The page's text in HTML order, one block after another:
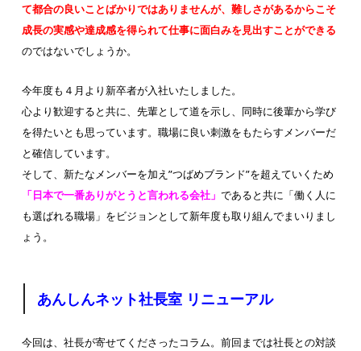
て都合の良いことばかりではありませんが、難しさがあるからこそ
成長の実感や達成感を得られて仕事に面白みを見出すことができる
のではないでしょうか。
今年度も４月より新卒者が入社いたしました。
心より歓迎すると共に、先輩として道を示し、同時に後輩から学び
を得たいとも思っています。職場に良い刺激をもたらすメンバーだ
と確信しています。
そして、新たなメンバーを加え”つばめブランド”を超えていくため
「日本で一番ありがとうと言われる会社」であると共に「働く人に
も選ばれる職場」をビジョンとして新年度も取り組んでまいりまし
ょう。
あんしんネット社長室 リニューアル
今回は、社長が寄せてくださったコラム。前回までは社長との対談